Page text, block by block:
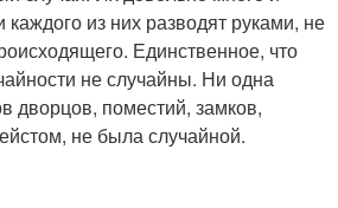
из них разводят руками, не
Единственное, что
не случайны. Ни одна
дворцов, поместий, замков,
не была случайной.